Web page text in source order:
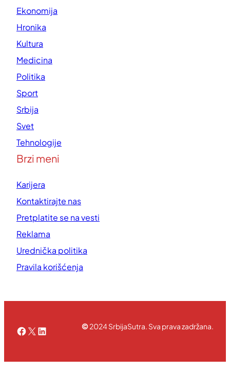
Ekonomija
Hronika
Kultura
Medicina
Politika
Sport
Srbija
Svet
Tehnologije
Brzi meni
Karijera
Kontaktirajte nas
Pretplatite se na vesti
Reklama
Urednička politika
Pravila korišćenja
Facebook
X LinkedIn©2024 SrbijaSutra. Sva prava zadržana.